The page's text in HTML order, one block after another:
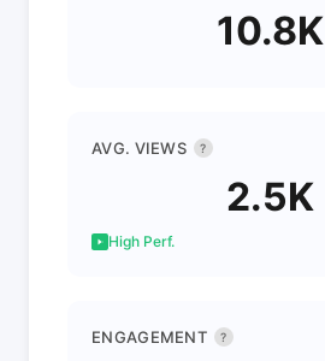
10.8K
AVG. VIEWS ?
2.5K
High Perf.
ENGAGEMENT ?